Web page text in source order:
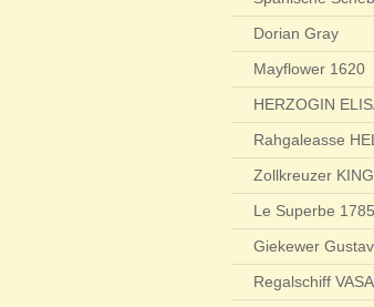
Dorian Gray
Mayflower 1620
HERZOGIN
Rahgaleasse
Zollkreuzer
Le Superbe
Giekewer
Regalschiff